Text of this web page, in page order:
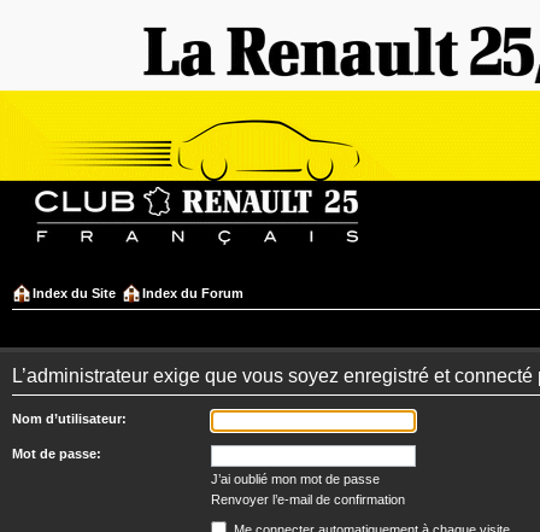
Index du Site Index du Forum
L’administrateur exige que vous soyez enregistré et
Nom d’utilisateur:
Mot de passe:
J’ai oublié mon mot de passe
Renvoyer l’e-mail de confirmation